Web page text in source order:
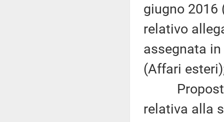
giugno 2016
relativo
assegnata
(Affari
Proposta
relativa alla